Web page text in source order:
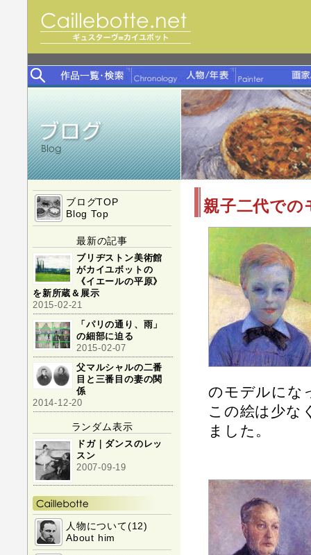
ブログTOP
Blog Top
最新の記事
ブリヂストン美術館
がカイユボットの
《イエールの平原》
を新所蔵＆展示
2015-02-21
「パリの通り、雨」
の細部に迫る
2015-02-07
父マルシャルの二番
目と三番目の妻の関
係
2014-12-20
ランダム表示
ドガ｜ダンスのレッ
スン
2007-09-19
人物について(12)
About him
親子二代での
のモデルにな
この絵は少な
ました。